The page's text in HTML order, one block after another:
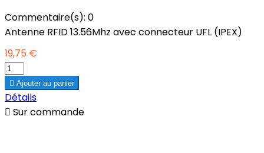
Commentaire(s): 0
Antenne RFID 13.56Mhz avec connecteur UFL (IPEX)
19,75 €
 Ajouter au panier
Détails
 Sur commande